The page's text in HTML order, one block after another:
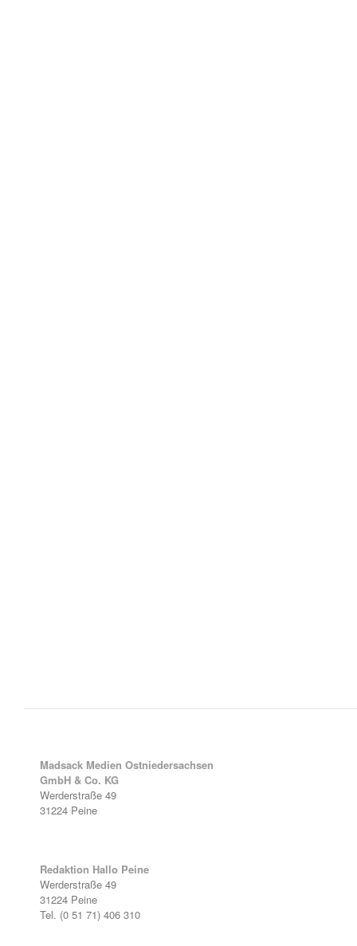
Madsack Medien Ostniedersachsen
GmbH & Co. KG
Werderstraße 49
31224 Peine
Redaktion Hallo Peine
Werderstraße 49
31224 Peine
Tel. (0 51 71) 406 310